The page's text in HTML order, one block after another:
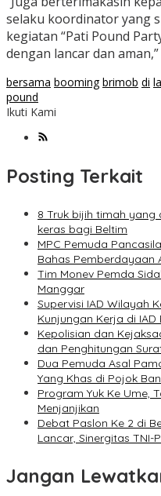
selaku koordinator yang
kegiatan “Pati Pound
dengan lancar dan
bersama booming brimob di
pound
Ikuti Kami
Posting Terkait
8 Truk bijih timah
keras bagi Beltim
MPC Pemuda
Bahas Pemberdayaan
Tim Monev Pemda
Manggar
Supervisi IAD Wilayah
Kunjungan Kerja di IAD
Kepolisian dan
dan Penghitungan
Dua Pemuda Asal
Yang Khas di Pojok
Program Yuk Ke Ume,
Menjanjikan
Debat Paslon Ke 2 di
Lancar, Sinergitas TNI-
Jangan